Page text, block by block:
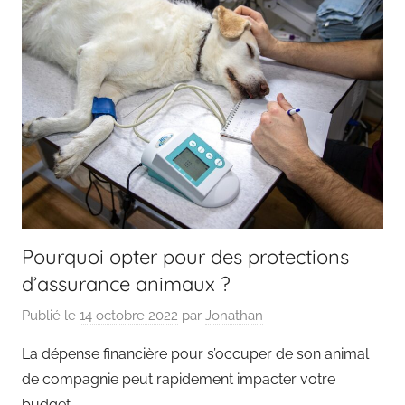
Pourquoi opter pour des protections
d’assurance animaux ?
Publié le 14 octobre 2022 par Jonathan
La dépense financière pour s’occuper de son animal
de compagnie peut rapidement impacter votre